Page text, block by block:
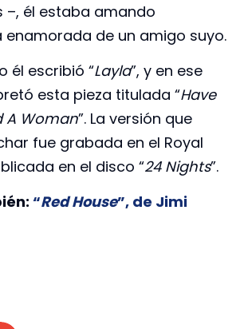
–, él estaba amando
enamorada de un amigo suyo.
él escribió “Layla”, y en ese
esta pieza titulada “Have
A Woman”. La versión que
fue grabada en el Royal
en el disco “24 Nights”.
“Red House”, de Jimi